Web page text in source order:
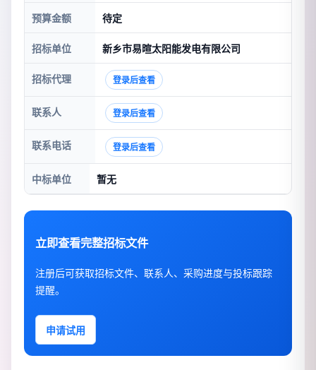
预算金额 待定
招标单位 新乡市易暄太阳能发电有限公司
招标代理 登录后查看
联系人 登录后查看
联系电话 登录后查看
中标单位 暂无
立即查看完整招标文件
注册后可获取招标文件、联系人、采购进度与投标跟踪
提醒。
申请试用